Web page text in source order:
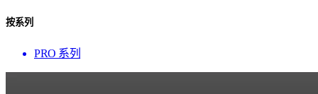
按系列
PRO 系列